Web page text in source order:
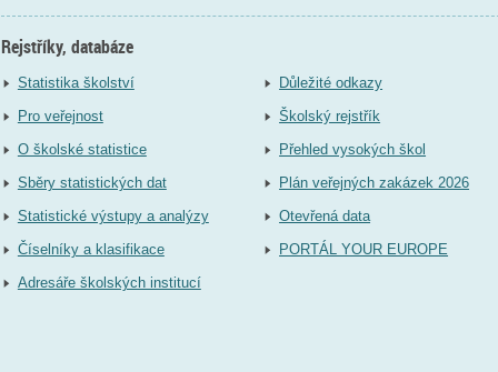
Rejstříky, databáze
Statistika školství
Pro veřejnost
O školské statistice
Sběry statistických dat
Statistické výstupy a analýzy
Číselníky a klasifikace
Adresáře školských institucí
Důležité odkazy
Školský rejstřík
Přehled vysokých škol
Plán veřejných zakázek 2026
Otevřená data
PORTÁL YOUR EUROPE